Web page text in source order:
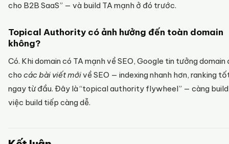
cho B2B SaaS” — và build TA mạnh ở đó trước.
Topical Authority có ảnh hưởng đến toàn domain
không?
Có. Khi domain có TA mạnh về SEO, Google tin tưởng domain
cho các bài viết mớivề SEO — indexing nhanh hơn, ranking
ngay từ đầu. Đây là “topical authority flywheel” — càng build
việc build tiếp càng dễ.